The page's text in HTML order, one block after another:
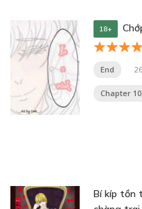
18+
End
Chapter 10
Bí kíp tồn